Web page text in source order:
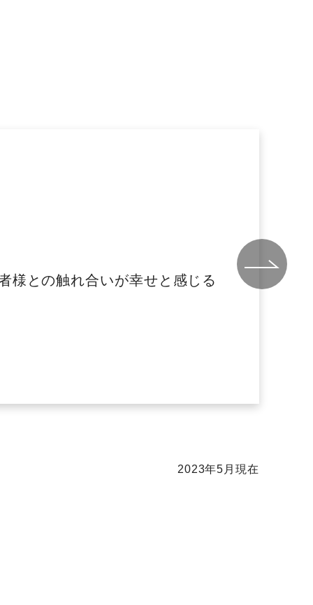
様との触れ合いが幸せと感じる
2023年5月現在